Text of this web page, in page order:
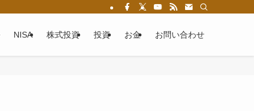
NISA 株式投資 投資 お金 お問い合わせ